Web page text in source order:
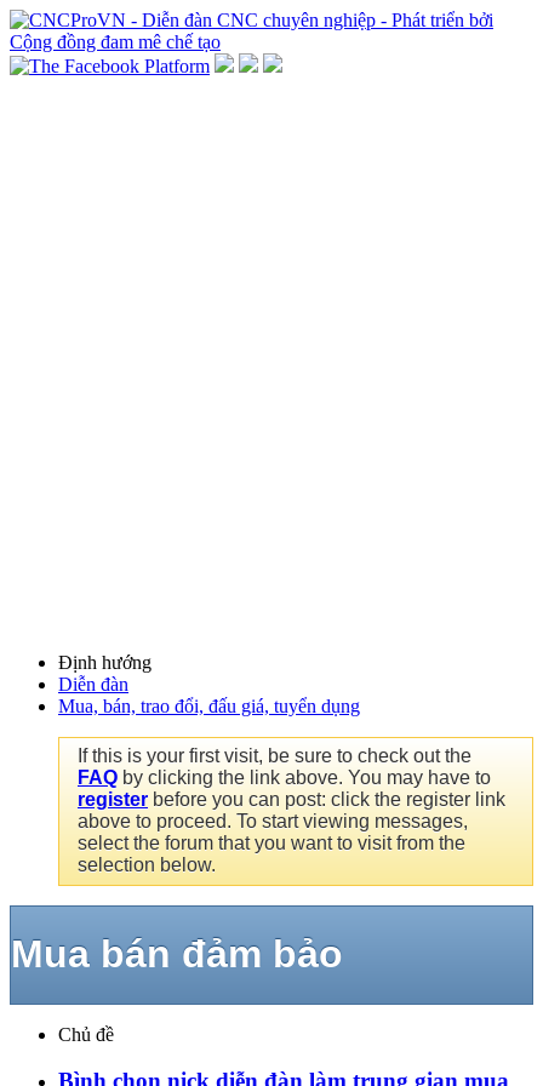
Định hướng
Diễn đàn
Mua, bán, trao đổi, đấu giá, tuyển dụng
If this is your first visit, be sure to check out the
FAQ by clicking the link above. You may have to
register before you can post: click the register link
above to proceed. To start viewing messages,
select the forum that you want to visit from the
selection below.
Mua bán đảm bảo
Chủ đề